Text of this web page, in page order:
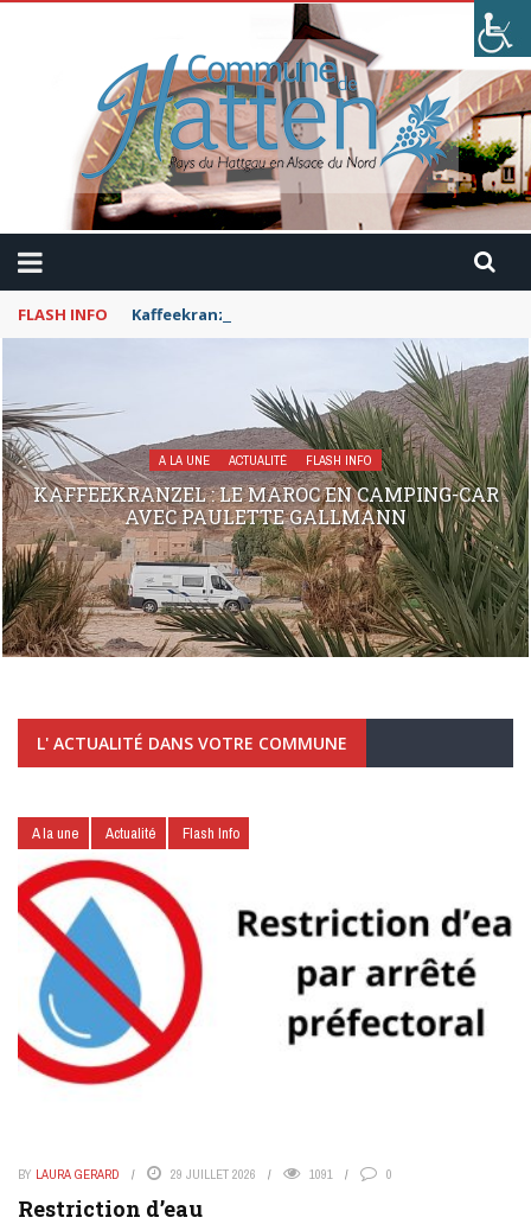
FLASH INFO Kaffeekranzel : Le Maroc en camping-car avec
A LA UNE ACTUALITÉ FLASH INFO
KAFFEEKRANZEL : LE MAROC EN CAMPING-CAR
AVEC PAULETTE GALLMANN
L' ACTUALITÉ DANS VOTRE COMMUNE
A la une Actualité Flash Info
BY LAURA GERARD 29 JUILLET 2026 1091 0
Restriction d’eau